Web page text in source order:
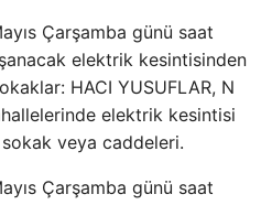
Çarşamba günü saat
elektrik kesintisinden
HACI YUSUFLAR, N
elektrik kesintisi
veya caddeleri.
Çarşamba günü saat